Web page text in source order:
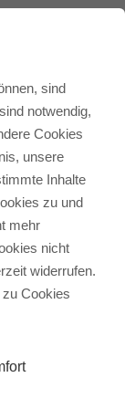
5G
prima
sind
notwendig,
Cookies
unsere
Inhalte
zu und
mehr
nicht
widerrufen.
Cookies